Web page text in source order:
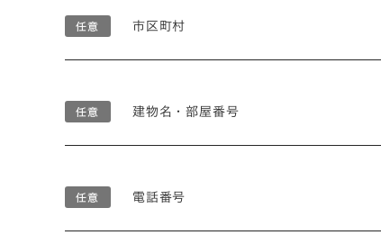
市区町村
建物名・部屋番号
電話番号